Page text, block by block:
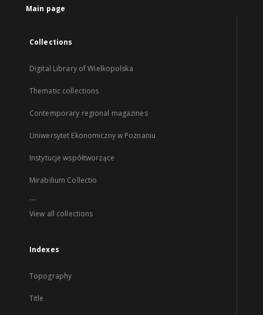
Main page
Collections
Digital Library of Wielkopolska
Thematic collections
Contemporary regional magazines
Uniwersytet Ekonomiczny w Poznaniu
Instytucje współtworzące
Mirabilium Collectio
...
View all collections
Indexes
Topography
Title